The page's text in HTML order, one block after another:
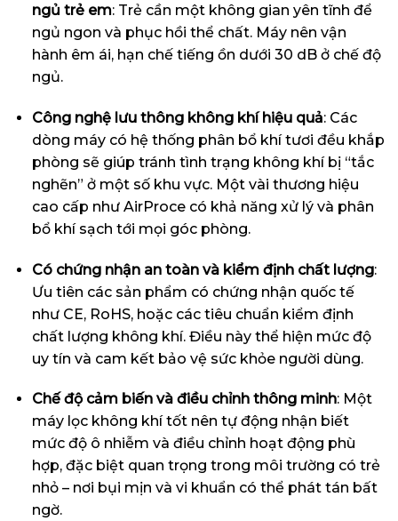
ngủ trẻ em: Trẻ cần một không gian yên tĩnh để
ngủ ngon và phục hồi thể chất. Máy nên vận
hành êm ái, hạn chế tiếng ồn dưới 30 dB ở chế độ
ngủ.
Công nghệ lưu thông không khí hiệu quả: Các
dòng máy có hệ thống phân bổ khí tươi đều khắp
phòng sẽ giúp tránh tình trạng không khí bị “tắc
nghẽn” ở một số khu vực. Một vài thương hiệu
cao cấp như AirProce có khả năng xử lý và phân
bổ khí sạch tới mọi góc phòng.
Có chứng nhận an toàn và kiểm định chất lượng:
Ưu tiên các sản phẩm có chứng nhận quốc tế
như CE, RoHS, hoặc các tiêu chuẩn kiểm định
chất lượng không khí. Điều này thể hiện mức độ
uy tín và cam kết bảo vệ sức khỏe người dùng.
Chế độ cảm biến và điều chỉnh thông minh: Một
máy lọc không khí tốt nên tự động nhận biết
mức độ ô nhiễm và điều chỉnh hoạt động phù
hợp, đặc biệt quan trọng trong môi trường có trẻ
nhỏ – nơi bụi mịn và vi khuẩn có thể phát tán bất
ngờ.